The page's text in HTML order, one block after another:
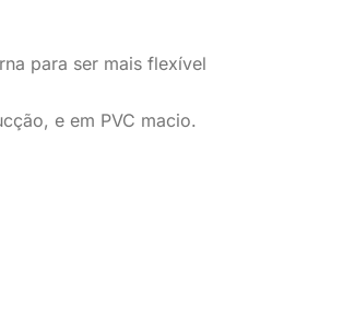
para ser mais flexível
e em PVC macio.